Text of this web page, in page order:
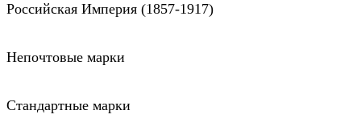
Российская Империя (1857-1917)
Непочтовые марки
Стандартные марки